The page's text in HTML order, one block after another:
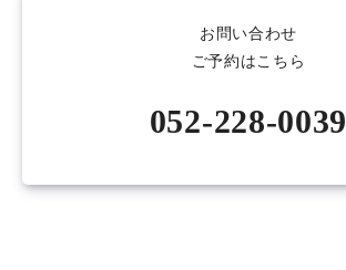
お問い合わせ
ご予約はこちら
052-228-0039